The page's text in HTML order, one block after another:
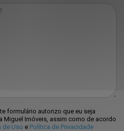
formulário autorizo que eu seja
Miguel Imóveis, assim como de acordo
de Uso e Política de Privacidade